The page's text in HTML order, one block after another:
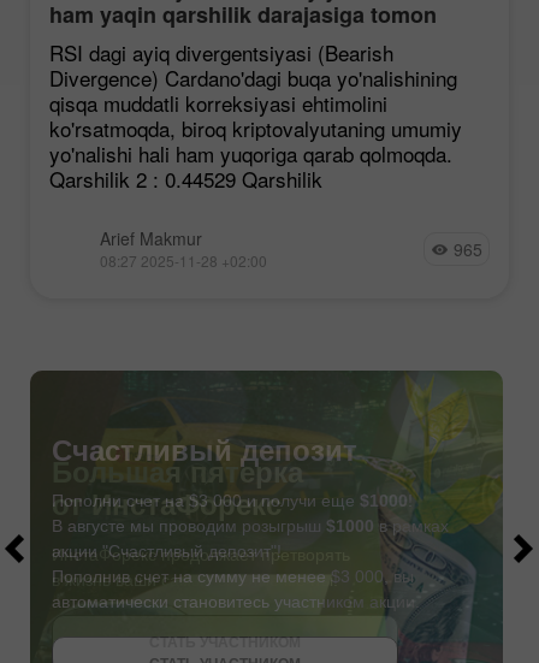
ham yaqin qarshilik darajasiga tomon
mustahkamlanmoqda, garchi korreksiya
ehtimoli mavjud bo'lsa ham.
RSI dagi ayiq divergentsiyasi (Bearish
Divergence) Cardano'dagi buqa yo'nalishining
qisqa muddatli korreksiyasi ehtimolini
ko'rsatmoqda, biroq kriptovalyutaning umumiy
yo'nalishi hali ham yuqoriga qarab qolmoqda.
Qarshilik 2 : 0.44529 Qarshilik
Arief Makmur
08:27 2025-11-28 +02:00 965
СТАТЬ УЧАСТНИКОМ
Счастливый депозит
Пополни счет на $3 000 и получи еще $1000!
В августе мы проводим розыгрыш $1000 в рамках
акции "Счастливый депозит"!
Пополнив счет на сумму не менее $3 000, вы
автоматически становитесь участником акции.
ПОЛУЧИТЬ БОНУС